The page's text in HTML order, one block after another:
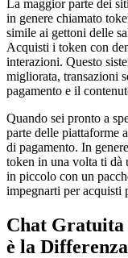
La maggior parte dei
in genere chiamato
simile ai gettoni delle
Acquisti i token con
interazioni. Questo
migliorata, transazioni
pagamento e il
Quando sei pronto a
parte delle piattaforme
di pagamento. In
token in una volta ti dà
in piccolo con un
impegnarti per acquisti
Chat Gratuita
è la